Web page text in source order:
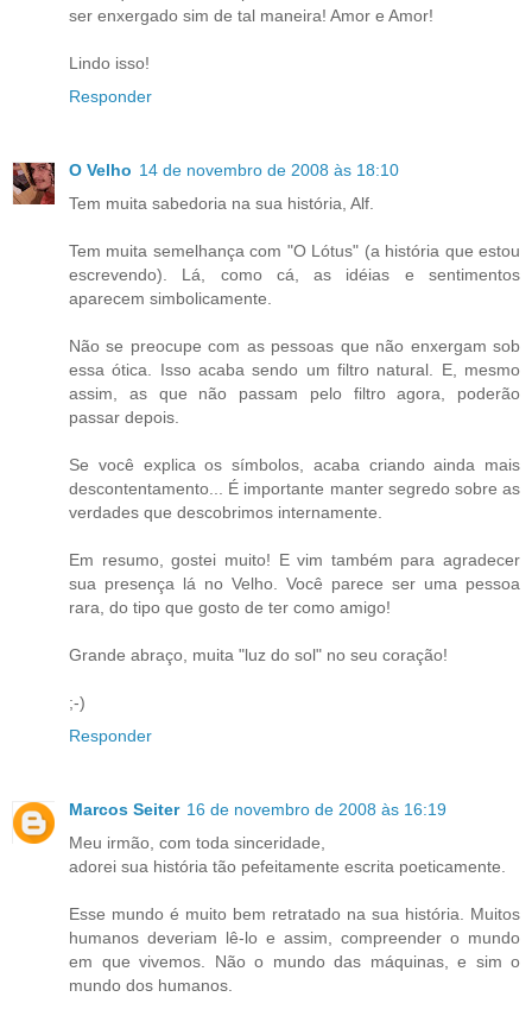
ser enxergado sim de tal maneira! Amor e Amor!
Lindo isso!
Responder
O Velho 14 de novembro de 2008 às 18:10
Tem muita sabedoria na sua história, Alf.
Tem muita semelhança com "O Lótus" (a história que estou
escrevendo). Lá, como cá, as idéias e sentimentos
aparecem simbolicamente.
Não se preocupe com as pessoas que não enxergam sob
essa ótica. Isso acaba sendo um filtro natural. E, mesmo
assim, as que não passam pelo filtro agora, poderão
passar depois.
Se você explica os símbolos, acaba criando ainda mais
descontentamento... É importante manter segredo sobre as
verdades que descobrimos internamente.
Em resumo, gostei muito! E vim também para agradecer
sua presença lá no Velho. Você parece ser uma pessoa
rara, do tipo que gosto de ter como amigo!
Grande abraço, muita "luz do sol" no seu coração!
;-)
Responder
Marcos Seiter 16 de novembro de 2008 às 16:19
Meu irmão, com toda sinceridade,
adorei sua história tão pefeitamente escrita poeticamente.
Esse mundo é muito bem retratado na sua história. Muitos
humanos deveriam lê-lo e assim, compreender o mundo
em que vivemos. Não o mundo das máquinas, e sim o
mundo dos humanos.